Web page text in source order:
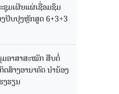
ຊຸມເຜີຍແຜ່ເຊື່ອມຊຶມ
ປັບປຸງຫຼັກສູດ 6+3+3
ອາສາສະໝັກ ສືບຕໍ່
ດສ້າງອານາຄົດ ນໍານ້ອງ
ງຮຽນ